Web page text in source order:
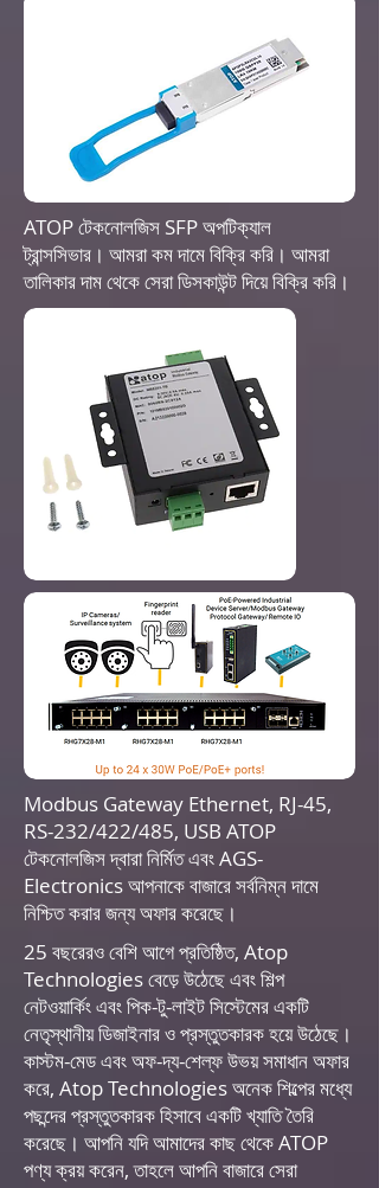
ATOP টেকনোলজিস SFP অপটিক্যাল
ট্রান্সসিভার। আমরা কম দামে বিক্রি করি। আমরা
তালিকার দাম থেকে সেরা ডিসকাউন্ট দিয়ে বিক্রি করি।
Modbus Gateway Ethernet, RJ-45,
RS-232/422/485, USB ATOP
টেকনোলজিস দ্বারা নির্মিত এবং AGS-
Electronics আপনাকে বাজারে সর্বনিম্ন দামে
নিশ্চিত করার জন্য অফার করেছে।
25 বছরেরও বেশি আগে প্রতিষ্ঠিত, Atop
Technologies বেড়ে উঠেছে এবং শিল্প
নেটওয়ার্কিং এবং পিক-টু-লাইট সিস্টেমের একটি
নেতৃস্থানীয় ডিজাইনার ও প্রস্তুতকারক হয়ে উঠেছে।
কাস্টম-মেড এবং অফ-দ্য-শেল্ফ উভয় সমাধান অফার
করে, Atop Technologies অনেক শিল্পের মধ্যে
পছন্দের প্রস্তুতকারক হিসাবে একটি খ্যাতি তৈরি
করেছে। আপনি যদি আমাদের কাছ থেকে ATOP
পণ্য ক্রয় করেন, তাহলে আপনি বাজারে সেরা